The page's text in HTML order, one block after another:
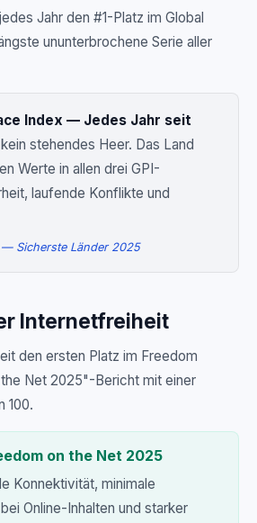
Jahr den #1-Platz im Global
ununterbrochene Serie aller
Index — Jedes Jahr seit
stehendes Heer. Das Land
Werte in allen drei GPI-
laufende Konflikte und
— Sicherste Länder 2025
Internetfreiheit
den ersten Platz im Freedom
Net 2025"-Bericht mit einer
100.
on the Net 2025
Konnektivität, minimale
Online-Inhalten und starker